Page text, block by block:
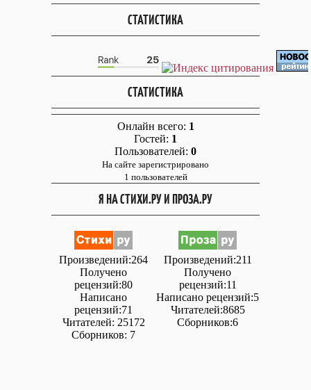
СТАТИСТИКА
СТАТИСТИКА
Онлайн всего: 1
Гостей: 1
Пользователей: 0
На сайте зарегистрировано
1 пользователей
Я НА СТИХИ.РУ И ПРОЗА.РУ
Произведений:264
Получено
рецензий:80
Написано
рецензий:71
Читателей: 25172
Сборников: 7
Произведений:211
Получено
рецензий:11
Написано рецензий:5
Читателей:8685
Сборников:6